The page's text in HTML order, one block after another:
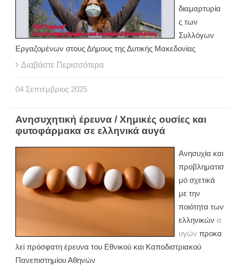
διαμαρτυρία
ς των
Συλλόγων
Εργαζομένων στους Δήμους της Δυτικής Μακεδονίας
Διαβάστε Περισσότερα
04 Σεπτέμβριος 2025
Ανησυχητική έρευνα / Χημικές ουσίες και
φυτοφάρμακα σε ελληνικά αυγά
Ανησυχία και
προβληματισ
μό σχετικά
με την
ποιότητα των
ελληνικών α
υγών προκα
λεί πρόσφατη έρευνα του Εθνικού και Καποδιστριακού
Πανεπιστημίου Αθηνών